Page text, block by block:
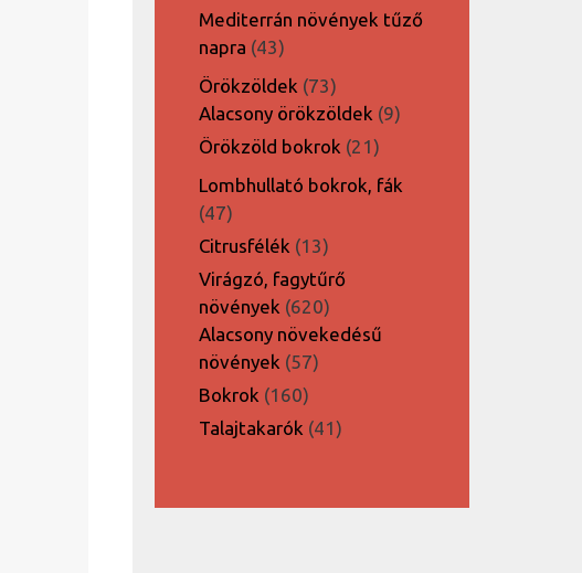
termék
Mediterrán növények tűző
napra 4343
termék
Örökzöldek 7373
termék
Alacsony örökzöldek 99
Örökzöld bokrok 2121
termék
Lombhullató bokrok, fák
4747
termék
Citrusfélék 1313
termék
Virágzó, fagytűrő
növények 620620
termék
Alacsony növekedésű
növények 5757
Bokrok 160160
termék
Talajtakarók 4141